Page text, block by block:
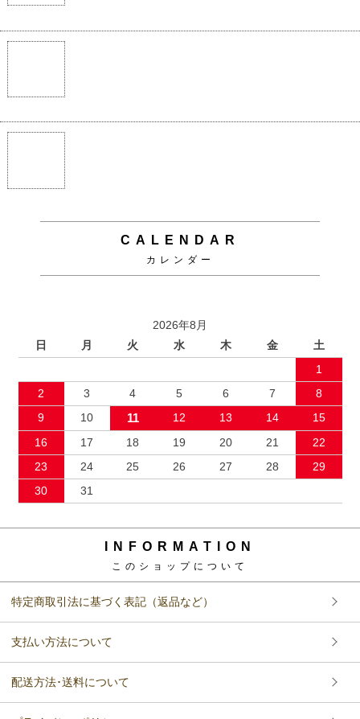
CALENDAR
カレンダー
2026年8月
日
月 火 水 木 金
土
1
2
3 4 5 6 7
8
9
10 11 12 13 14
15
16
17 18 19 20 21
22
23
24 25 26 27 28
29
30
31
INFORMATION
このショップについて
特定商取引法に基づく表記（返品など）
支払い方法について
配送方法･送料について